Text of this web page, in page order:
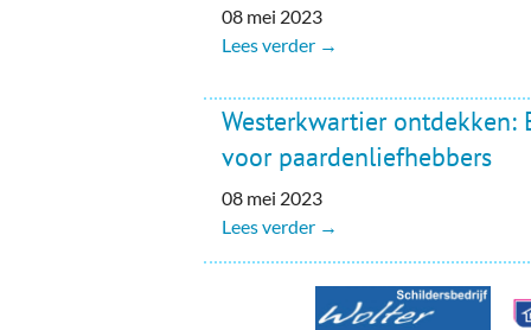
08 mei 2023
Lees verder →
Westerkwartier ontdekken:
voor paardenliefhebbers
08 mei 2023
Lees verder →